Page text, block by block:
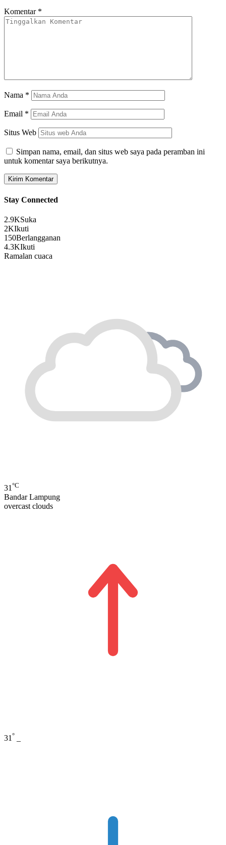
Komentar *
Nama *
Email *
Situs Web
Simpan nama, email, dan situs web saya pada peramban ini
untuk komentar saya berikutnya.
Stay Connected
2.9KSuka
2KIkuti
150Berlangganan
4.3KIkuti
Ramalan cuaca
31 °C
Bandar Lampung
overcast clouds
31°